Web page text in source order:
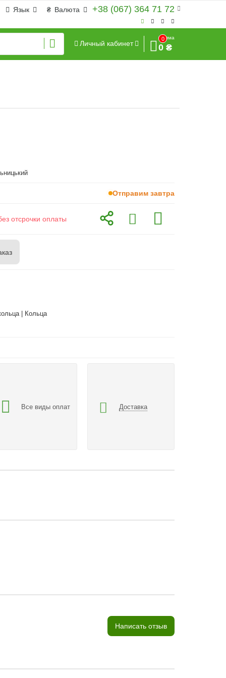
+38 (067) 364 71 72
₴ Валюта
Язык
Личный кабинет
0
Сумма
0 ₴
Отправим завтра
отсрочки оплаты
| Кольца
Все виды оплат Доставка
Написать отзыв